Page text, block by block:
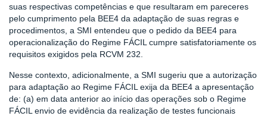
suas respectivas competências e que resultaram em pareceres
pelo cumprimento pela BEE4 da adaptação de suas regras e
procedimentos, a SMI entendeu que o pedido da BEE4 para
operacionalização do Regime FÁCIL cumpre satisfatoriamente os
requisitos exigidos pela RCVM 232.
Nesse contexto, adicionalmente, a SMI sugeriu que a autorização
para adaptação ao Regime FÁCIL exija da BEE4 a apresentação
de: (a) em data anterior ao início das operações sob o Regime
FÁCIL envio de evidência da realização de testes funcionais